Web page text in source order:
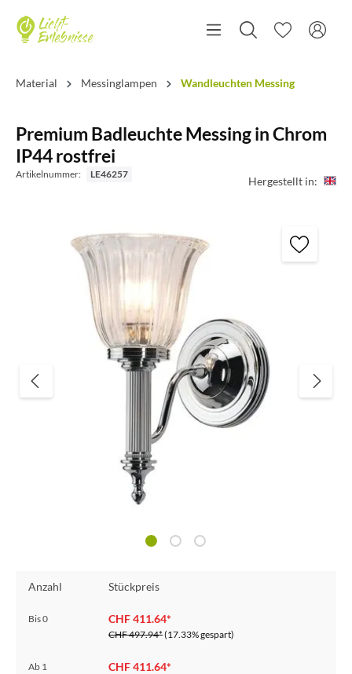
Material Messinglampen Wandleuchten Messing
Premium Badleuchte Messing in Chrom
IP44 rostfrei
Artikelnummer: LE46257 Hergestellt in:
Anzahl Stückpreis
Bis0 CHF 411.64*
CHF 497.94*(17.33% gespart)
Ab 1 CHF 411.64*